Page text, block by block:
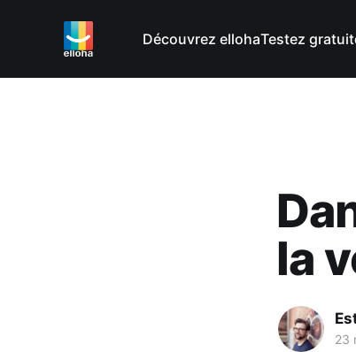
Découvrez ellohaTestez
la
23